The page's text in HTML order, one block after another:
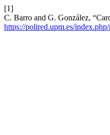
[1]
C. Barro and G. González,
https://polired.upm.es/